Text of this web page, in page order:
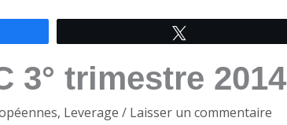
3° trimestre 2014
, Leverage / Laisser un commentaire